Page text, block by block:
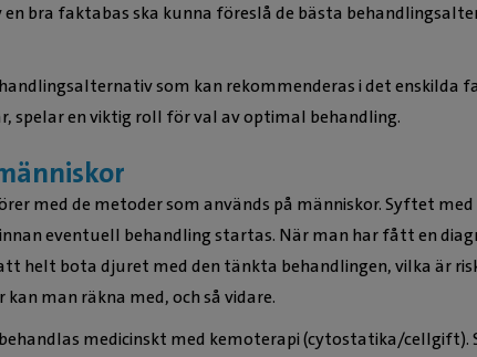
bra faktabas ska kunna föreslå de bästa
som kan rekommenderas i det enskilda
spelar en viktig roll för val av optimal behandling.
med de metoder som används på människor. Syftet med
eventuell behandling startas. När man har fått en
helt bota djuret med den tänkta behandlingen, vilka är
man räkna med, och så vidare.
medicinskt med kemoterapi (cytostatika/